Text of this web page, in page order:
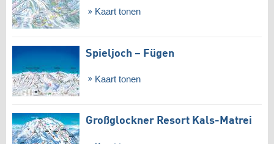
Kaart tonen
Spieljoch – Fügen
Kaart tonen
Großglockner Resort Kals-Matrei